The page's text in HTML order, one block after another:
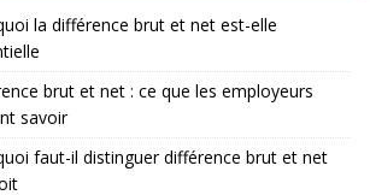
la différence brut et net est-elle
brut et net : ce que les employeurs
savoir
faut-il distinguer différence brut et net